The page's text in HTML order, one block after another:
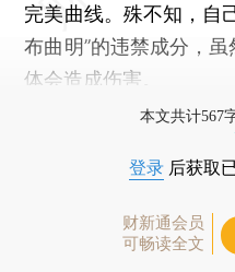
完美曲线。殊不知，自
布曲明”的违禁成分，
体会造成伤害。
本文共计567
登录 后获取
财新通会员
可畅读全文